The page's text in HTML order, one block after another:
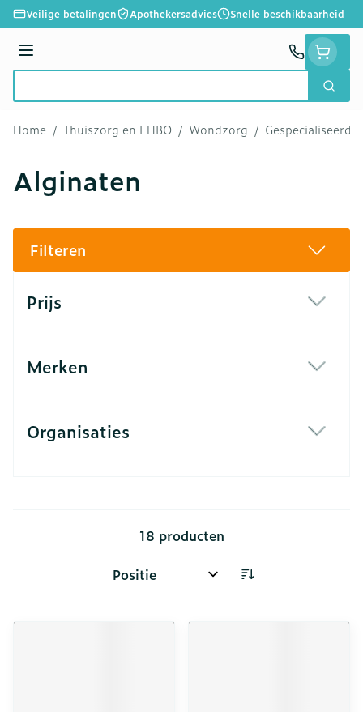
Ga naar de inhoud
Veilige betalingen Apothekersadvies Snelle beschikbaarheid
Menu
Zoek
Home / Thuiszorg en EHBO / Wondzorg /
Alginaten
Filteren
Prijs
Merken
Organisaties
18 producten
Sorteer op: